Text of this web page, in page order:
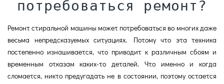
потребоваться ремонт?
Ремонт стиральной машины может потребоваться во многих даже
весьма непредсказуемых ситуациях. Потому что эта техника
постепенно изнашивается, что приводит к различным сбоям и
временным отказам каких-то деталей. Что именно и когда
сломается, никто предугадать не в состоянии, поэтому остается